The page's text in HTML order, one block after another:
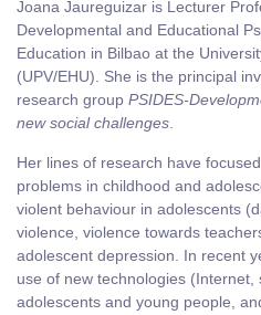
Joana Jaureguizar is Lecturer
Developmental and Educational
Education in Bilbao at the
(UPV/EHU). She is the principal
research group PSIDES-
new social challenges
Her lines of research have
problems in childhood and
violent behaviour in adolescents
violence, violence towards
adolescent depression. In recent
use of new technologies
adolescents and young people,